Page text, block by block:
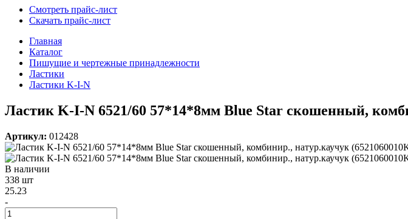
Смотреть прайс-лист
Скачать прайс-лист
Главная
Каталог
Пишущие и чертежные принадлежности
Ластики
Ластики K-I-N
Ластик K-I-N 6521/60 57*14*8мм Blue Star скошенный,
Артикул: 012428
В наличии
338 шт
25.23
-